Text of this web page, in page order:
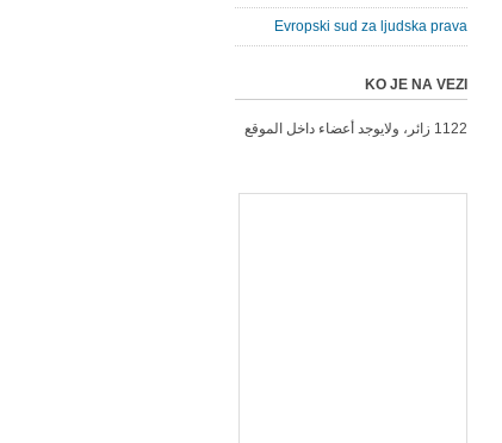
Evropski sud za ljudska prava
KO JE NA VEZI
1122 زائر، ولايوجد أعضاء داخل الموقع